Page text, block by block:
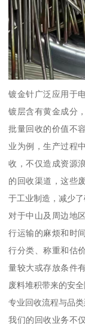
镀金针广泛应用于
镀层含有黄金成分
批量回收的价值不
业为例，生产过程
收，不仅造成资源
的回收渠道，这些
于工业制造，减少
对于中山及周边地
行运输的麻烦和时
行分类、称重和估
量较大或存放条件
废料堆积带来的安全
专业回收流程与品
我们的回收业务不